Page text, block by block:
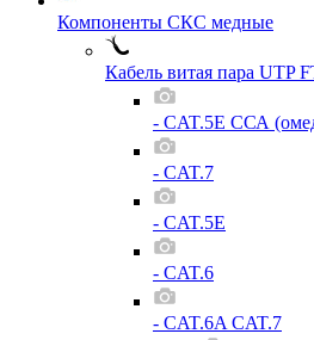
Компоненты СКС медные
Кабель витая пара UTP
- CAT.5E ССА
- CAT.7
- CAT.5E
- CAT.6
- CAT.6A CAT.7